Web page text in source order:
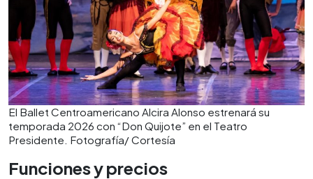
El Ballet Centroamericano Alcira Alonso estrenará su
temporada 2026 con “Don Quijote” en el Teatro
Presidente. Fotografía/ Cortesía
Funciones y precios